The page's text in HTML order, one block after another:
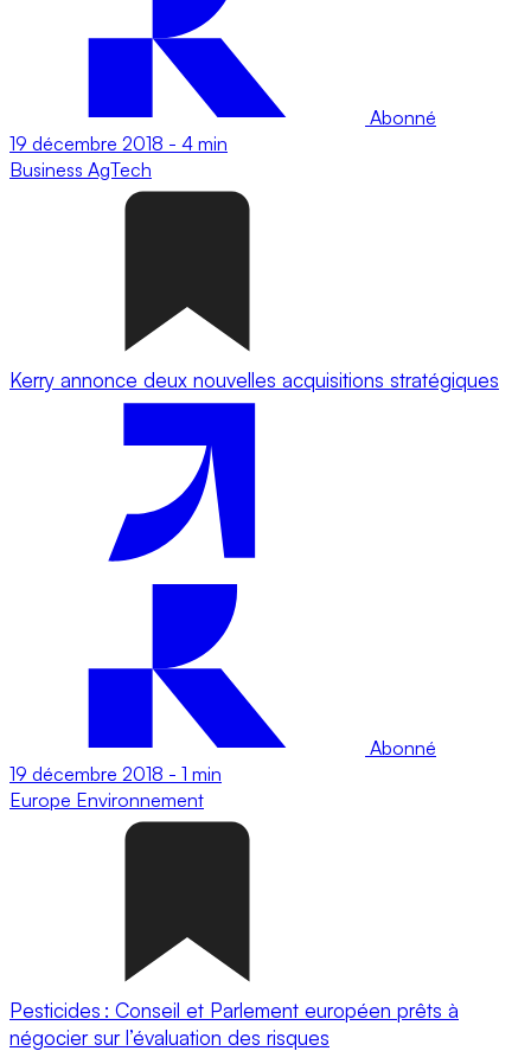
Abonné
19 décembre 2018 - 4 min
Business AgTech
Kerry annonce deux nouvelles acquisitions stratégiques
Abonné
19 décembre 2018 - 1 min
Europe Environnement
Pesticides : Conseil et Parlement européen prêts à
négocier sur l’évaluation des risques